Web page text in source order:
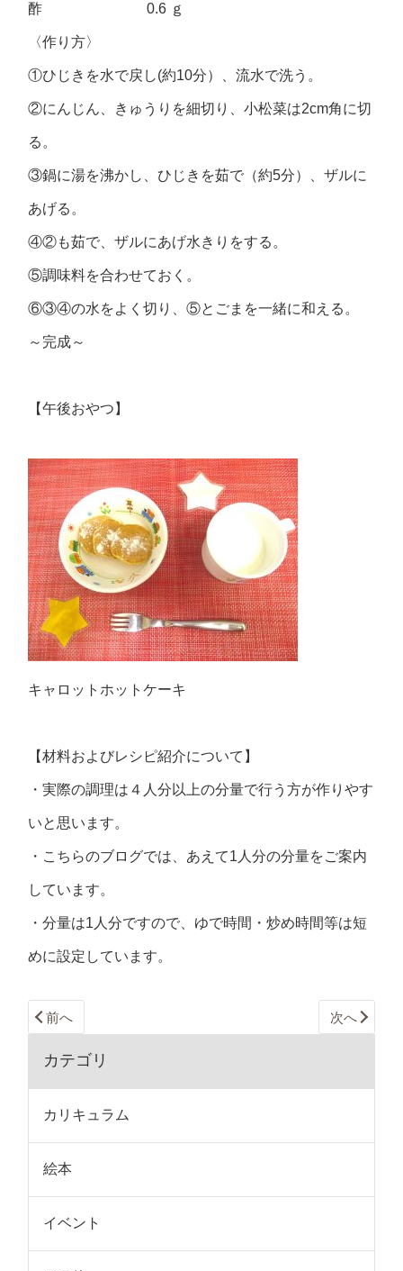
酢 0.6 ｇ
〈作り方〉
①ひじきを水で戻し(約10分）、流水で洗う。
②にんじん、きゅうりを細切り、小松菜は2cm角に切
る。
③鍋に湯を沸かし、ひじきを茹で（約5分）、ザルに
あげる。
④②も茹で、ザルにあげ水きりをする。
⑤調味料を合わせておく。
⑥③④の水をよく切り、⑤とごまを一緒に和える。
～完成～
【午後おやつ】
キャロットホットケーキ
【材料およびレシピ紹介について】
・実際の調理は４人分以上の分量で行う方が作りやす
いと思います。
・こちらのブログでは、あえて1人分の分量をご案内
しています。
・分量は1人分ですので、ゆで時間・炒め時間等は短
めに設定しています。
前へ 次へ
カテゴリ
カリキュラム
絵本
イベント